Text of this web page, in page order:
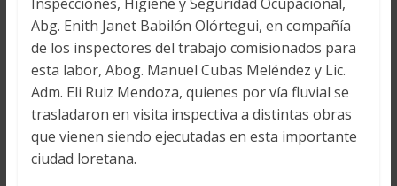
Abg. Enith Janet Babilón Olórtegui, en compañía
de los inspectores del trabajo comisionados para
esta labor, Abog. Manuel Cubas Meléndez y Lic.
Adm. Eli Ruiz Mendoza, quienes por vía fluvial se
trasladaron en visita inspectiva a distintas obras
que vienen siendo ejecutadas en esta importante
ciudad loretana.